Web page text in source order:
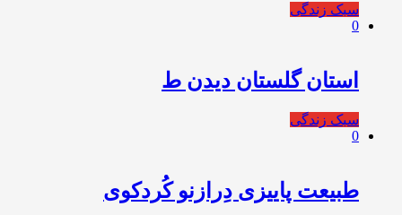
سبک زندگی
0
استان گلستان دیدن ط
سبک زندگی
0
طبیعت پاییزی دِرازنو کُردکوی